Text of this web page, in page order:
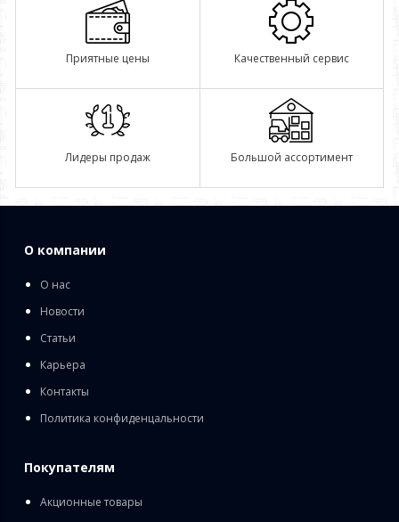
Приятные цены Качественный сервис
Лидеры продаж Большой ассортимент
О компании
О нас
Новости
Статьи
Карьера
Контакты
Политика конфиденцальности
Покупателям
Акционные товары